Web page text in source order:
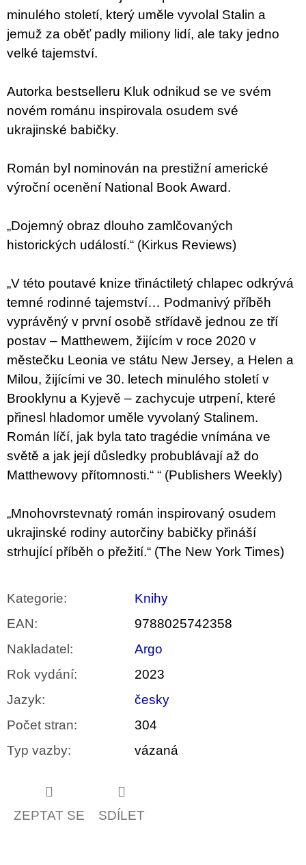
minulého století, který uměle vyvolal Stalin a
jemuž za oběť padly miliony lidí, ale taky jedno
velké tajemství.
Autorka bestselleru Kluk odnikud se ve svém
novém románu inspirovala osudem své
ukrajinské babičky.
Román byl nominován na prestižní americké
výroční ocenění National Book Award.
„Dojemný obraz dlouho zamlčovaných
historických událostí.“ (Kirkus Reviews)
„V této poutavé knize třináctiletý chlapec odkrývá
temné rodinné tajemství… Podmanivý příběh
vyprávěný v první osobě střídavě jednou ze tří
postav – Matthewem, žijícím v roce 2020 v
městečku Leonia ve státu New Jersey, a Helen a
Milou, žijícími ve 30. letech minulého století v
Brooklynu a Kyjevě – zachycuje utrpení, které
přinesl hladomor uměle vyvolaný Stalinem.
Román líčí, jak byla tato tragédie vnímána ve
světě a jak její důsledky probublávají až do
Matthewovy přítomnosti.“ “ (Publishers Weekly)
„Mnohovrstevnatý román inspirovaný osudem
ukrajinské rodiny autorčiny babičky přináší
strhující příběh o přežití.“ (The New York Times)
Kategorie:
Knihy
EAN:
9788025742358
Nakladatel :
Argo
Rok vydání:
2023
Jazyk:
česky
Počet stran:
304
Typ vazby: vázaná
ZEPTAT SE SDÍLET